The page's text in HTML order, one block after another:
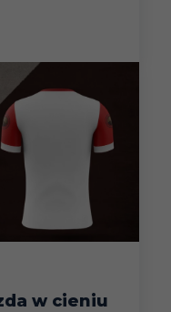
w cieniu